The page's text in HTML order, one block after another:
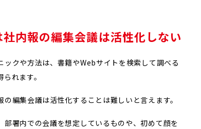
内報の編集会議は活性化しない
クや方法は、書籍やWebサイトを検索して調べる
れます。
編集会議は活性化することは難しいと言えます。
署内での会議を想定しているものや、初めて顔を